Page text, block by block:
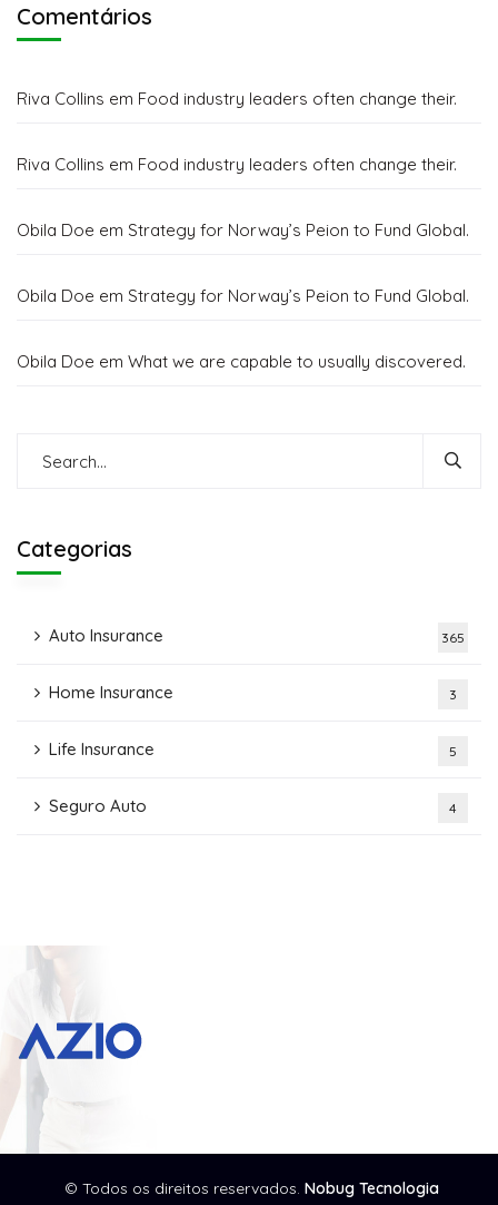
Comentários
Riva Collins em Food industry leaders often change their.
Riva Collins em Food industry leaders often change their.
Obila Doe em Strategy for Norway’s Peion to Fund Global.
Obila Doe em Strategy for Norway’s Peion to Fund Global.
Obila Doe em What we are capable to usually discovered.
Categorias
Auto Insurance 365
Home Insurance 3
Life Insurance 5
Seguro Auto 4
© Todos os direitos reservados. Nobug Tecnologia